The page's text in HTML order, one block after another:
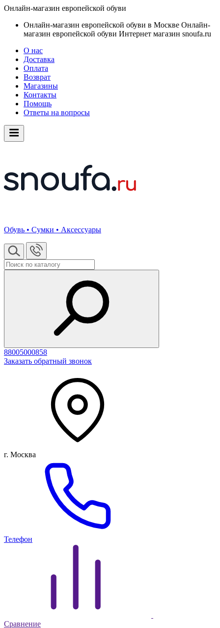
Онлайн-магазин европейской обуви
Онлайн-магазин европейской обуви в Москве Онлайн-
магазин европейской обуви Интернет магазин snoufa.ru
О нас
Доставка
Оплата
Возврат
Магазины
Контакты
Помощь
Ответы на вопросы
Обувь • Сумки • Аксессуары
88005000858
Заказать обратный звонок
г. Москва
Телефон
Сравнение